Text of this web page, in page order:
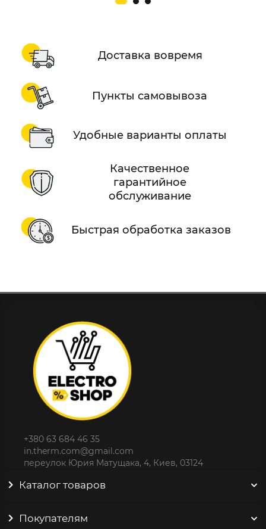
Доставка вовремя
Пункты самовывоза
Удобные варианты оплаты
Качественное
гарантийное
обслуживание
Быстрая обработка заказов
+380 63 684 46 35
in.therm.com@gmail.com
переулок Юрия Матущака, 4, Киев, 03124
Каталог товаров
Покупателям